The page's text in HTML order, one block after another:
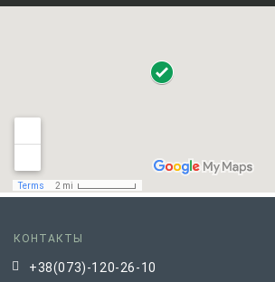
КОНТАКТЫ
+38(073)-120-26-10